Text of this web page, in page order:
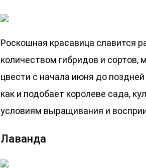
Роскошная красавица славится
количеством гибридов и сортов,
цвести с начала июня до
как и подобает королеве сада,
условиям выращивания и
Лаванда